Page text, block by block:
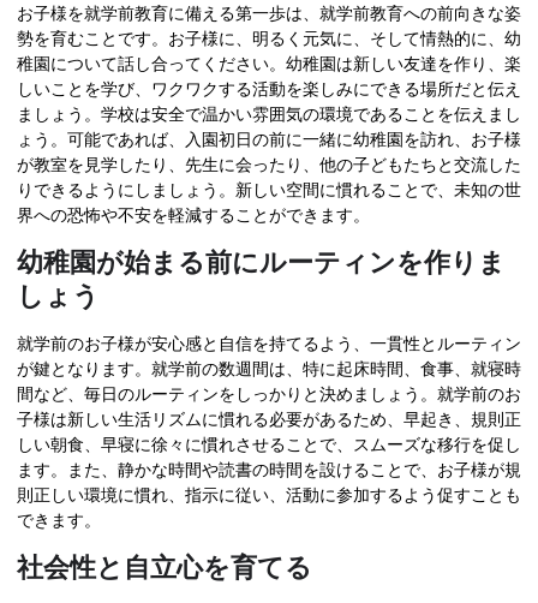
お子様を就学前教育に備える第一歩は、就学前教育への前向きな姿
勢を育むことです。お子様に、明るく元気に、そして情熱的に、幼
稚園について話し合ってください。幼稚園は新しい友達を作り、楽
しいことを学び、ワクワクする活動を楽しみにできる場所だと伝え
ましょう。学校は安全で温かい雰囲気の環境であることを伝えまし
ょう。可能であれば、入園初日の前に一緒に幼稚園を訪れ、お子様
が教室を見学したり、先生に会ったり、他の子どもたちと交流した
りできるようにしましょう。新しい空間に慣れることで、未知の世
界への恐怖や不安を軽減することができます。
幼稚園が始まる前にルーティンを作りま
しょう
就学前のお子様が安心感と自信を持てるよう、一貫性とルーティン
が鍵となります。就学前の数週間は、特に起床時間、食事、就寝時
間など、毎日のルーティンをしっかりと決めましょう。就学前のお
子様は新しい生活リズムに慣れる必要があるため、早起き、規則正
しい朝食、早寝に徐々に慣れさせることで、スムーズな移行を促し
ます。また、静かな時間や読書の時間を設けることで、お子様が規
則正しい環境に慣れ、指示に従い、活動に参加するよう促すことも
できます。
社会性と自立心を育てる